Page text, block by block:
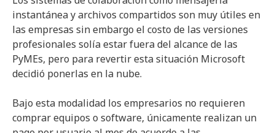
instantánea y archivos compartidos son muy útiles en
las empresas sin embargo el costo de las versiones
profesionales solía estar fuera del alcance de las
PyMEs, pero para revertir esta situación Microsoft
decidió ponerlas en la nube.
Bajo esta modalidad los empresarios no requieren
comprar equipos o software, únicamente realizan un